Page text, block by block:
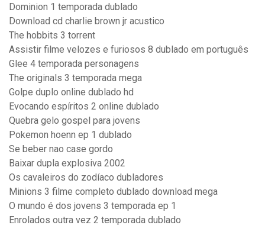
Dominion 1 temporada dublado
Download cd charlie brown jr acustico
The hobbits 3 torrent
Assistir filme velozes e furiosos 8 dublado em português
Glee 4 temporada personagens
The originals 3 temporada mega
Golpe duplo online dublado hd
Evocando espíritos 2 online dublado
Quebra gelo gospel para jovens
Pokemon hoenn ep 1 dublado
Se beber nao case gordo
Baixar dupla explosiva 2002
Os cavaleiros do zodíaco dubladores
Minions 3 filme completo dublado download mega
O mundo é dos jovens 3 temporada ep 1
Enrolados outra vez 2 temporada dublado